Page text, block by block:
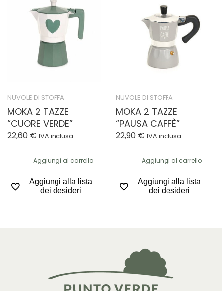
NUVOLE DI STOFFA
MOKA 2 TAZZE
“CUORE VERDE”
22,60 € IVA inclusa
Aggiungi al carrello
Aggiungi alla lista
dei desideri
NUVOLE DI STOFFA
MOKA 2 TAZZE
“PAUSA CAFFÈ”
22,90 € IVA inclusa
Aggiungi al carrello
Aggiungi alla lista
dei desideri